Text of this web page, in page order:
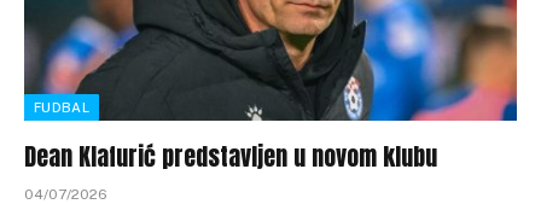
FUDBAL
Dean Klafurić predstavljen u novom klubu
04/07/2026